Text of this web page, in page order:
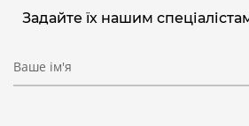
Задайте їх нашим
Ваше ім'я